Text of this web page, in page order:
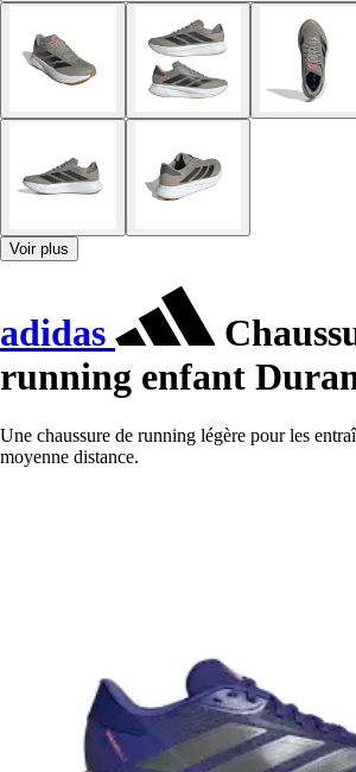
Voir plus
adidas
running enfant
Une chaussure de running légère pour les
moyenne distance.